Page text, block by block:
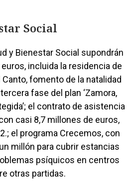
Social
y Bienestar Social supondrán
incluida la residencia de
fomento de la natalidad
fase del plan ‘Zamora,
el contrato de asistencia
casi 8,7 millones de euros,
el programa Crecemos, con
millón para cubrir estancias
psíquicos en centros
otras partidas.